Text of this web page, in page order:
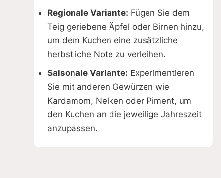
Regionale Variante: Fügen Sie dem
Teig geriebene Äpfel oder Birnen hinzu,
um dem Kuchen eine zusätzliche
herbstliche Note zu verleihen.
Saisonale Variante: Experimentieren
Sie mit anderen Gewürzen wie
Kardamom, Nelken oder Piment, um
den Kuchen an die jeweilige Jahreszeit
anzupassen.